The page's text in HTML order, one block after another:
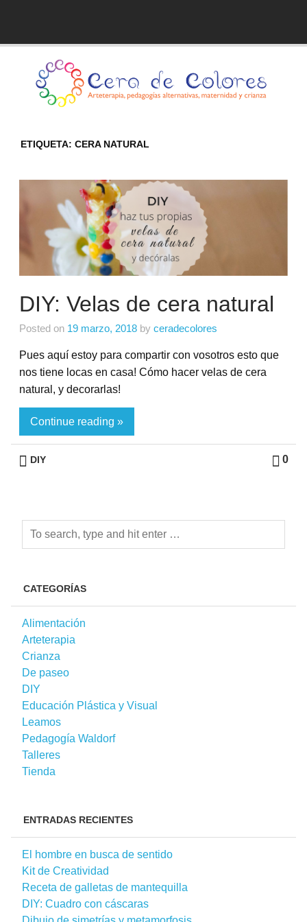
ETIQUETA:CERA NATURAL
DIY: Velas de cera natural
Posted on 19 marzo, 2018 by ceradecolores
Pues aquí estoy para compartir con vosotros esto que
nos tiene locas en casa! Cómo hacer velas de cera
natural, y decorarlas!
Continue reading »
0
DIY
CATEGORÍAS
Alimentación
Arteterapia
Crianza
De paseo
DIY
Educación Plástica y Visual
Leamos
Pedagogía Waldorf
Talleres
Tienda
ENTRADAS RECIENTES
El hombre en busca de sentido
Kit de Creatividad
Receta de galletas de mantequilla
DIY: Cuadro con cáscaras